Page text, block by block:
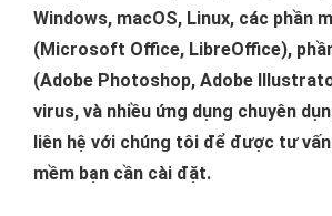
Windows, macOS, Linux, các phần
(Microsoft Office, LibreOffice),
(Adobe Photoshop, Adobe
virus, và nhiều ứng dụng chuyên
liên hệ với chúng tôi để được tư
mềm bạn cần cài đặt.